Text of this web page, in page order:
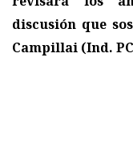
discusión que
Campillai (Ind.